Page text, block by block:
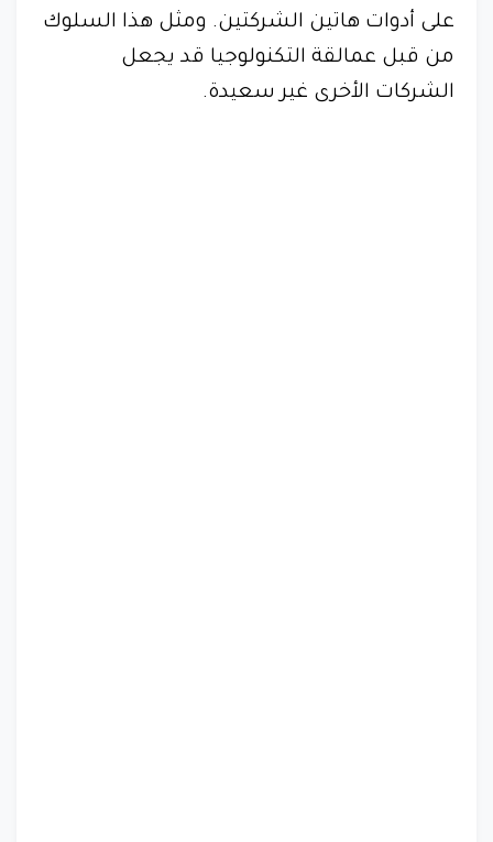
على أدوات هاتين الشركتين. ومثل هذا السلوك
من قبل عمالقة التكنولوجيا قد يجعل
الشركات الأخرى غير سعيدة.